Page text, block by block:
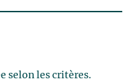
selon les critères.